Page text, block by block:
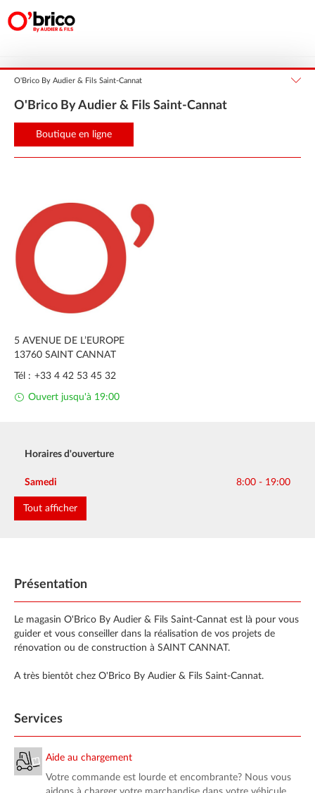
Provence-Alpes-Côte d'Azur
O'Brico By Audier & Fils Saint-Cannat
O'Brico By Audier & Fils Saint-Cannat
Boutique en ligne
5 AVENUE DE L’EUROPE
13760 SAINT CANNAT
Tél : +33 4 42 53 45 32
Ouvert jusqu'à 19:00
Horaires d'ouverture
Lundi
Mardi
Mercredi
Jeudi
Vendredi
Samedi 8:00 - 19:00
Dimanche
Tout afficher
Présentation
Le magasin O'Brico By Audier & Fils Saint-Cannat est là pour vous
guider et vous conseiller dans la réalisation de vos projets de
rénovation ou de construction à SAINT CANNAT.
A très bientôt chez O'Brico By Audier & Fils Saint-Cannat.
Services
Aide au chargement
Votre commande est lourde et encombrante? Nous vous